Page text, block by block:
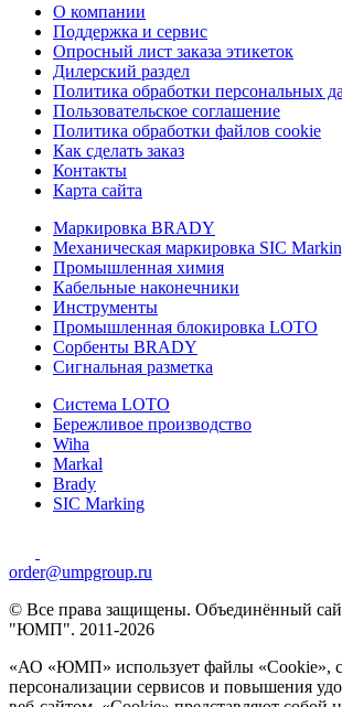
О компании
Поддержка и сервис
Опросный лист заказа этикеток
Дилерский раздел
Политика обработки персональных
Пользовательское соглашение
Политика обработки файлов cookie
Как сделать заказ
Контакты
Карта сайта
Маркировка BRADY
Механическая маркировка SIC
Промышленная химия
Кабельные наконечники
Инструменты
Промышленная блокировка LOTO
Сорбенты BRADY
Сигнальная разметка
Система LOTO
Бережливое производство
Wiha
Markal
Brady
SIC Marking
order@umpgroup.ru
© Все права защищены. Объединённый
"ЮМП". 2011-2026
«АО «ЮМП» использует файлы «Сookie»,
персонализации сервисов и повышения